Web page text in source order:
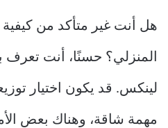
هل أنت غير متأكد من كيفية
المنزلي؟ حسنًا، أنت تعرف
لينكس. قد يكون اختيار
مهمة شاقة، وهناك بعض